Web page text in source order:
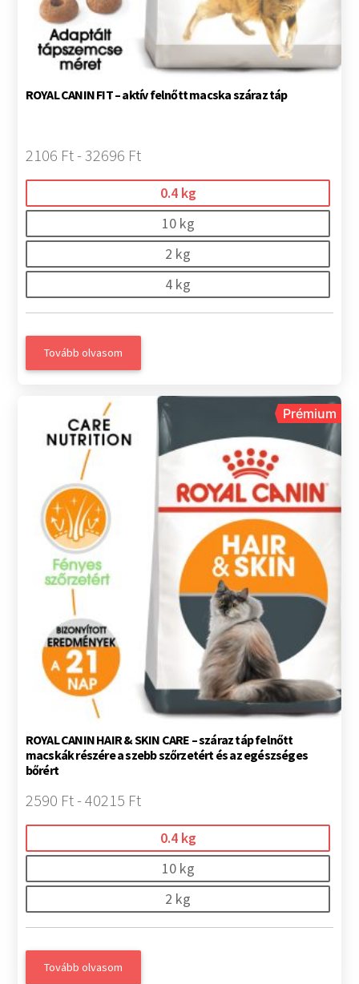
ROYAL CANIN FIT – aktív felnőtt macska száraz táp
2106 Ft - 32696 Ft
0.4 kg
10 kg
2 kg
4 kg
Tovább olvasom
Prémium
ROYAL CANIN HAIR & SKIN CARE – száraz táp felnőtt
macskák részére a szebb szőrzetért és az egészséges
bőrért
2590 Ft - 40215 Ft
0.4 kg
10 kg
2 kg
Tovább olvasom